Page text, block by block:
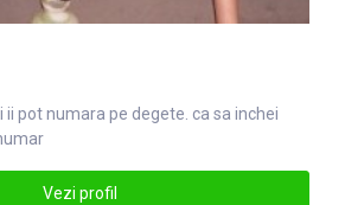
ii potnumara pe degete. ca sa inchei
Vezi profil